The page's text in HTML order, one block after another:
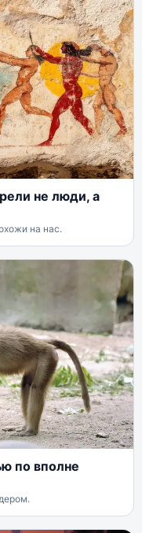
не люди, а
на нас.
по вполне